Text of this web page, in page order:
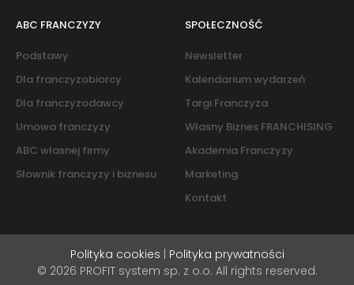
ABC FRANCZYZY
Podstawy
Dla franczyzobiorcy
Dla franczyzodawcy
Umowa franczyzy
ABC własnej firmy
Słownik franczyzy i biznesu
SPOŁECZNOŚĆ
Newsletter
Kalendarium wydarzeń
Targi Franczyza
Własny Biznes FRANCHISING
Akademia Franczyzy
Marketing
Kontakt
Polityka cookies
Polityka prywatności
© 2026 PROFIT system sp. z o.o. All rights reserved.